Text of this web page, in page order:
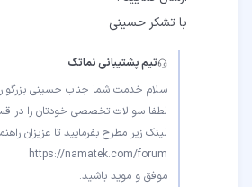
با تشکر حسینی
تیم پشتیبانی نماتک
لطفا سوالات تخصصی خودتان را در
موفق و موید باشید.